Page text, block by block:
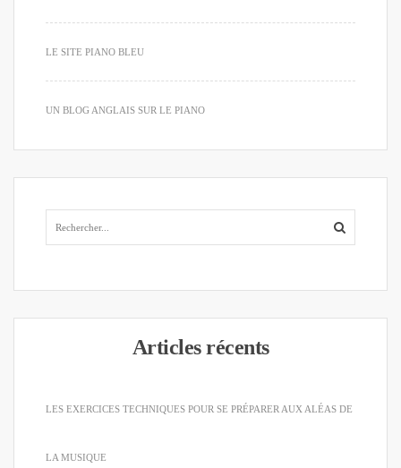
LE SITE PIANO BLEU
UN BLOG ANGLAIS SUR LE PIANO
Articles récents
LES EXERCICES TECHNIQUES POUR SE PRÉPARER AUX ALÉAS DE
LA MUSIQUE